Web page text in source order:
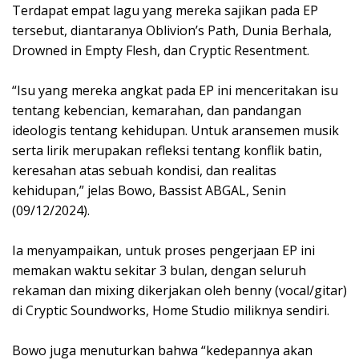
Terdapat empat lagu yang mereka sajikan pada EP
tersebut, diantaranya Oblivion’s Path, Dunia Berhala,
Drowned in Empty Flesh, dan Cryptic Resentment.
“Isu yang mereka angkat pada EP ini menceritakan isu
tentang kebencian, kemarahan, dan pandangan
ideologis tentang kehidupan. Untuk aransemen musik
serta lirik merupakan refleksi tentang konflik batin,
keresahan atas sebuah kondisi, dan realitas
kehidupan,” jelas Bowo, Bassist ABGAL, Senin
(09/12/2024).
Ia menyampaikan, untuk proses pengerjaan EP ini
memakan waktu sekitar 3 bulan, dengan seluruh
rekaman dan mixing dikerjakan oleh benny (vocal/gitar)
di Cryptic Soundworks, Home Studio miliknya sendiri.
Bowo juga menuturkan bahwa “kedepannya akan